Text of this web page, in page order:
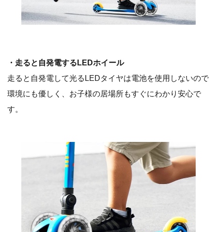
​・走ると自発電するLEDホイール
走ると自発電して光るLEDタイヤは電池を使用しないので
環境にも優しく、お子様の居場所もすぐにわかり安心で
す。